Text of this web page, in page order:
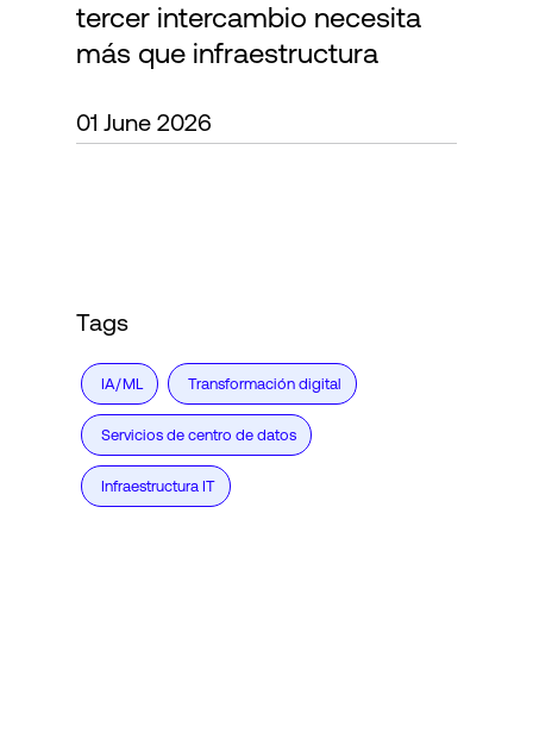
Acerca de
Language
tercer intercambio necesita
más que infraestructura
01 June 2026
Tags
IA/ML Transformación digital
Servicios de centro de datos
Infraestructura IT